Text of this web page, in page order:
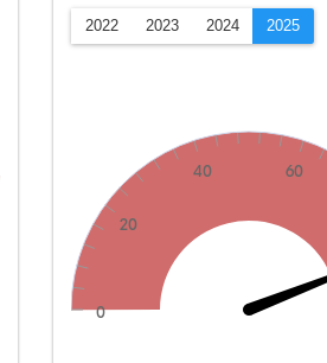
2022 2023 2024 2025
0
20
40 60